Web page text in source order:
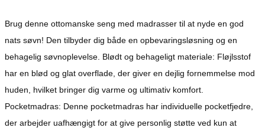
Brug denne ottomanske seng med madrasser til at nyde en god
nats søvn! Den tilbyder dig både en opbevaringsløsning og en
behagelig søvnoplevelse. Blødt og behageligt materiale: Fløjlsstof
har en blød og glat overflade, der giver en dejlig fornemmelse mod
huden, hvilket bringer dig varme og ultimativ komfort.
Pocketmadras: Denne pocketmadras har individuelle pocketfjedre,
der arbejder uafhængigt for at give personlig støtte ved kun at